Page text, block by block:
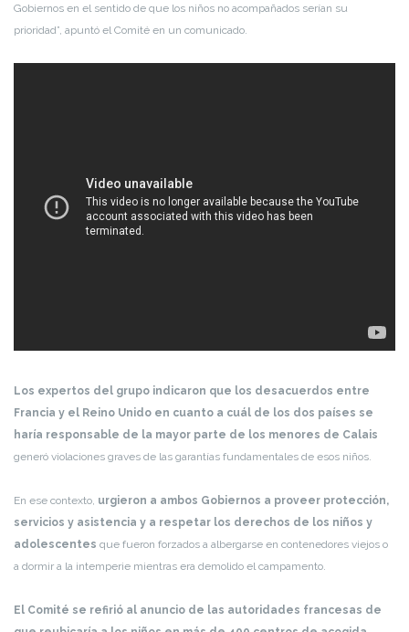
Gobiernos en el sentido de que los niños no acompañados serían su
prioridad”, apuntó el Comité en un comunicado.
Los expertos del grupo indicaron que los desacuerdos entre
Francia y el Reino Unido en cuanto a cuál de los dos países se
haría responsable de la mayor parte de los menores de Calais
generó violaciones graves de las garantías fundamentales de esos niños.
En ese contexto, urgieron a ambos Gobiernos a proveer protección,
servicios y asistencia y a respetar los derechos de los niños y
adolescentes que fueron forzados a albergarse en contenedores viejos o
a dormir a la intemperie mientras era demolido el campamento.
El Comité se refirió al anuncio de las autoridades francesas de